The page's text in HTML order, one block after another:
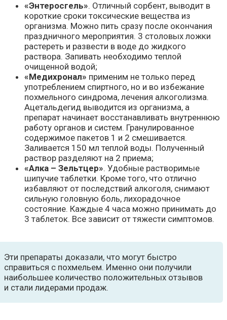
«Энтеросгель». Отличный сорбент, выводит в
короткие сроки токсические вещества из
организма. Можно пить сразу после окончания
праздничного мероприятия. 3 столовых ложки
растереть и развести в воде до жидкого
раствора. Запивать необходимо теплой
очищенной водой;
«Медихронал» применим не только перед
употреблением спиртного, но и во избежание
похмельного синдрома, лечения алкоголизма.
Ацетальдегид выводится из организма, а
препарат начинает восстанавливать внутреннюю
работу органов и систем. Гранулированное
содержимое пакетов 1 и 2 смешивается.
Заливается 150 мл теплой воды. Полученный
раствор разделяют на 2 приема;
«Алка – Зельтцер». Удобные растворимые
шипучие таблетки. Кроме того, что отлично
избавляют от последствий алкоголя, снимают
сильную головную боль, лихорадочное
состояние. Каждые 4 часа можно принимать до
3 таблеток. Все зависит от тяжести симптомов.
Эти препараты доказали, что могут быстро
справиться с похмельем. Именно они получили
наибольшее количество положительных отзывов
и стали лидерами продаж.